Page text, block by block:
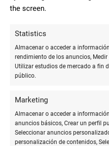
the screen.
Statistics
Almacenar o acceder a
rendimiento de los anuncios,
Utilizar estudios de mercado a fin
público.
Marketing
Almacenar o acceder a
anuncios básicos, Crear un perfil
Seleccionar anuncios
personalización de contenidos,
familiar
Jhonattan
Prieto